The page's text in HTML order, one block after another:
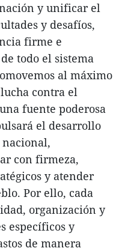
y unificar el
y desafíos,
firme e
todo el sistema
al máximo
contra el
fuente poderosa
el desarrollo
con firmeza,
y atender
Por ello, cada
organización y
específicos y
de manera